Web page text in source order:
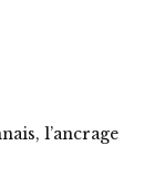
l’ancrage